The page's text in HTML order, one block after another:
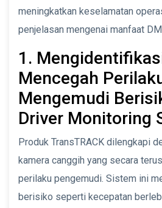
meningkatkan keselamatan
penjelasan mengenai manfaat
1.
Mencegah
Mengemudi
Driver Monitoring
Produk TransTRACK dilengkapi
kamera canggih yang secara
perilaku pengemudi. Sistem ini
berisiko seperti kecepatan